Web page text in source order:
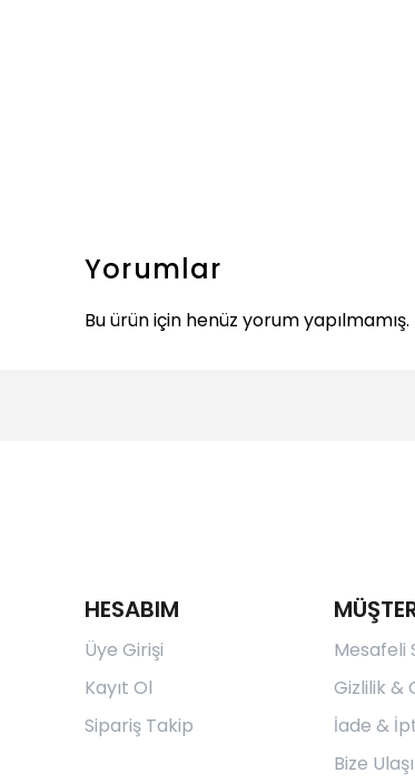
Yorumlar
Bu ürün için henüz yorum yapılmamış.
HESABIM
Üye Girişi
Kayıt Ol
Sipariş Takip
Mesafeli
Gizlilik &
İade &
Bize